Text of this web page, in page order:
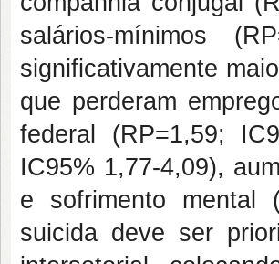
salários-mínimos
significativamente
que perderam
federal (RP=1,59;
IC95% 1,77-4,09),
e sofrimento mental
suicida deve ser